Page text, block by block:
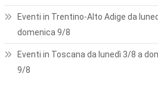
Eventi in Trentino-Alto Adige da
domenica 9/8
Eventi in Toscana da lunedì 3/8 a
9/8